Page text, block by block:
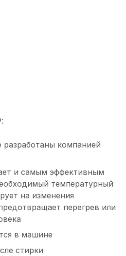
разработаны компанией
и самым эффективным
температурный
на изменения
перегрев или
в машине
стирки